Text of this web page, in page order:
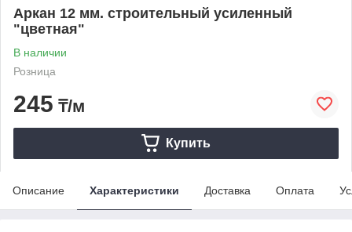
Аркан 12 мм. строительный усиленный
"цветная"
В наличии
Розница
245 ₸/м
Купить
Описание Характеристики Доставка Оплата